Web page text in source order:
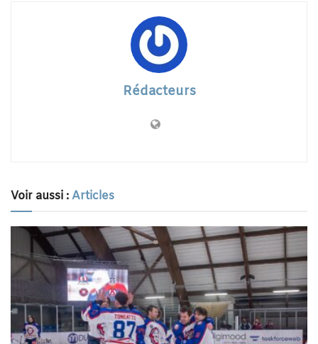
Rédacteurs
Voir aussi :Articles